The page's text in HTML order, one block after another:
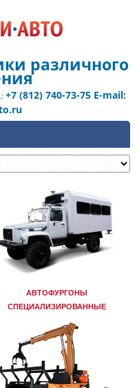
различного
+7 (812) 740-73-75 E-mail:
АВТОФУРГОНЫ
СПЕЦИАЛИЗИРОВАННЫЕ